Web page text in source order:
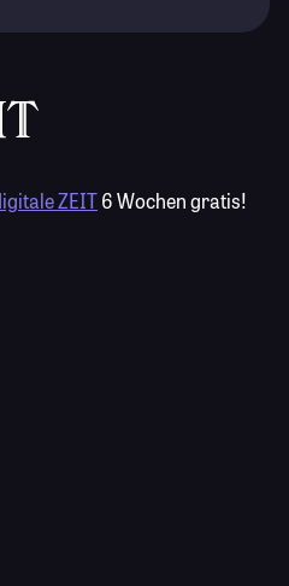
ZEIT6 Wochen gratis!